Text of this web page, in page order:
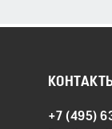
+7 (495)